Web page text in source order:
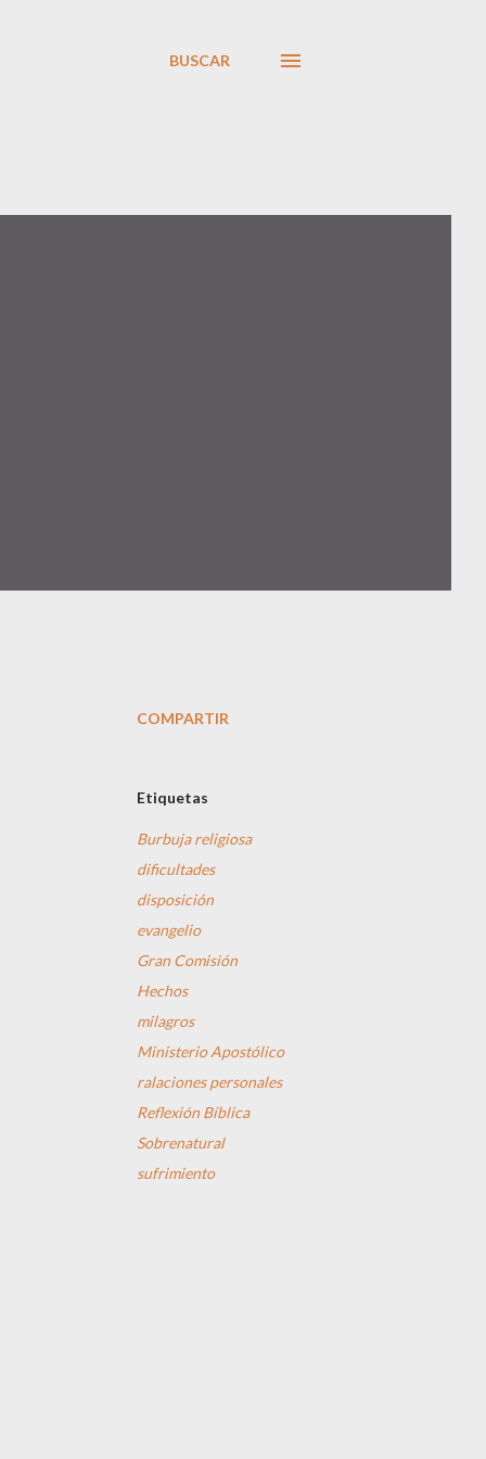
BUSCAR
COMPARTIR
Etiquetas
Burbuja religiosa
dificultades
disposición
evangelio
Gran Comisión
Hechos
milagros
Ministerio Apostólico
ralaciones personales
Reflexión Bíblica
Sobrenatural
sufrimiento